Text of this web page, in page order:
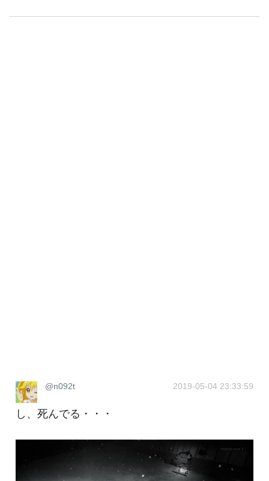
@n092t 2019-05-04 23:33:59
し、死んでる・・・